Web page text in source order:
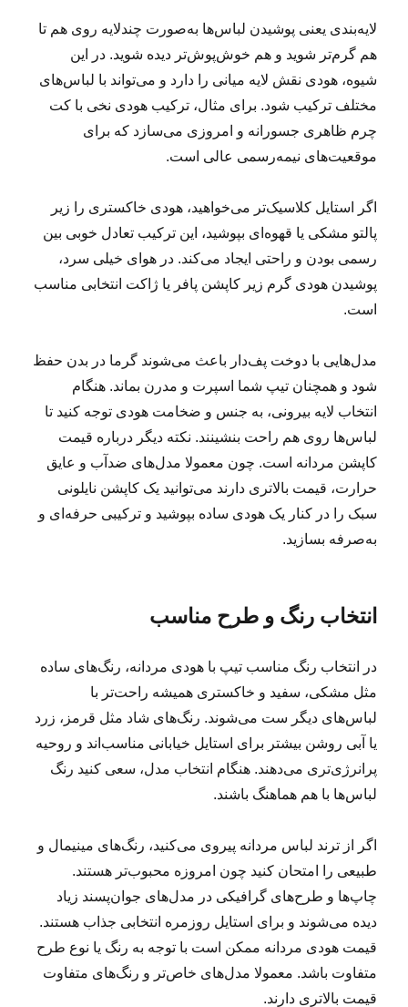
لایه‌بندی یعنی پوشیدن لباس‌ها به‌صورت چندلایه روی هم تا
هم گرم‌تر شوید و هم خوش‌پوش‌تر دیده شوید. در این
شیوه، هودی نقش لایه میانی را دارد و می‌تواند با لباس‌های
مختلف ترکیب شود. برای مثال، ترکیب هودی نخی با کت
چرم ظاهری جسورانه و امروزی می‌سازد که برای
موقعیت‌های نیمه‌رسمی عالی است.
اگر استایل کلاسیک‌تر می‌خواهید، هودی خاکستری را زیر
پالتو مشکی یا قهوه‌ای بپوشید، این ترکیب تعادل خوبی بین
رسمی بودن و راحتی ایجاد می‌کند. در هوای خیلی سرد،
پوشیدن هودی گرم زیر کاپشن پافر یا ژاکت انتخابی مناسب
است.
مدل‌هایی با دوخت پف‌دار باعث می‌شوند گرما در بدن حفظ
شود و همچنان تیپ شما اسپرت و مدرن بماند. هنگام
انتخاب لایه بیرونی، به جنس و ضخامت هودی توجه کنید تا
لباس‌ها روی هم راحت بنشینند. نکته دیگر درباره قیمت
کاپشن مردانه است. چون معمولا مدل‌های ضدآب و عایق
حرارت، قیمت بالاتری دارند می‌توانید یک کاپشن نایلونی
سبک را در کنار یک هودی ساده بپوشید و ترکیبی حرفه‌ای و
به‌صرفه بسازید.
انتخاب رنگ و طرح مناسب
در انتخاب رنگ مناسب تیپ با هودی مردانه، رنگ‌های ساده
مثل مشکی، سفید و خاکستری همیشه راحت‌تر با
لباس‌های دیگر ست می‌شوند. رنگ‌های شاد مثل قرمز، زرد
یا آبی روشن بیشتر برای استایل خیابانی مناسب‌اند و روحیه
پرانرژی‌تری می‌دهند. هنگام انتخاب مدل، سعی کنید رنگ
لباس‌ها با هم هماهنگ باشند.
اگر از ترند لباس مردانه پیروی می‌کنید، رنگ‌های مینیمال و
طبیعی را امتحان کنید چون امروزه محبوب‌تر هستند.
چاپ‌ها و طرح‌های گرافیکی در مدل‌های جوان‌پسند زیاد
دیده می‌شوند و برای استایل روزمره انتخابی جذاب هستند.
قیمت هودی مردانه ممکن است با توجه به رنگ یا نوع طرح
متفاوت باشد. معمولا مدل‌های خاص‌تر و رنگ‌های متفاوت
قیمت بالاتری دارند.